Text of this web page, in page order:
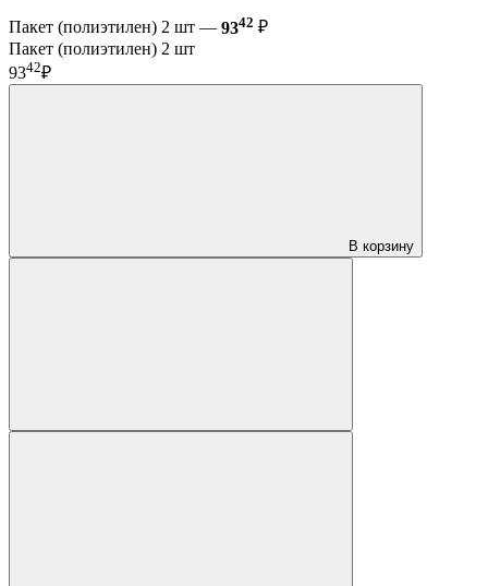
Пакет (полиэтилен) 2 шт — 9342 ₽
Пакет (полиэтилен) 2 шт
9342₽
В корзину